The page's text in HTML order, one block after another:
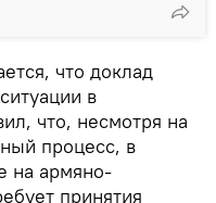
что доклад
в
что, несмотря на
процесс, в
на армяно-
принятия